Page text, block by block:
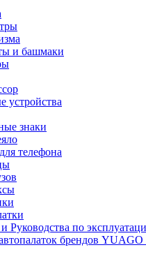
и башмаки
устройства
знаки
телефона
Руководства по
брендов YUAGO